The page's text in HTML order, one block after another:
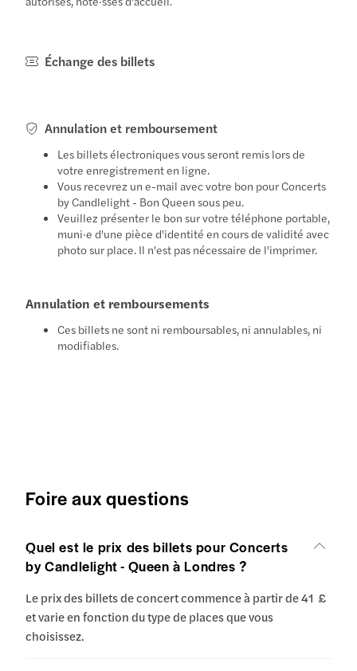
Échange des billets
Annulation et remboursement
Les billets électroniques vous seront remis lors de
votre enregistrement en ligne.
Vous recevrez un e-mail avec votre bon pour Concerts
by Candlelight - Bon Queen sous peu.
Veuillez présenter le bon sur votre téléphone portable,
muni·e d'une pièce d'identité en cours de validité avec
photo sur place. Il n'est pas nécessaire de l'imprimer.
Annulation et remboursements
Ces billets ne sont ni remboursables, ni annulables, ni
modifiables.
Foire aux questions
Quel est le prix des billets pour Concerts
by Candlelight - Queen à Londres ?
Le prix des billets de concert commence à partir de 41 £
et varie en fonction du type de places que vous
choisissez.